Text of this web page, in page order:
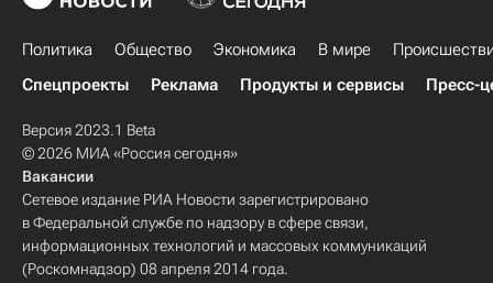
Политика Общество Экономика В мире
Спецпроекты
Реклама Продукты и сервисы Пресс-
Версия 2023.1 Beta
© 2026 МИА «Россия сегодня»
Вакансии
Сетевое издание РИА Новости зарегистрировано
в Федеральной службе по надзору в сфере связи,
информационных технологий и массовых коммуникаций
(Роскомнадзор) 08 апреля 2014 года.